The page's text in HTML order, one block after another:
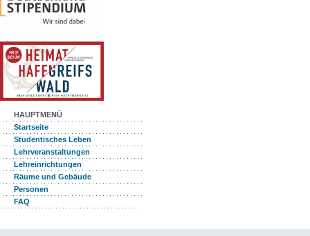
HAUPTMENÜ
Startseite
Studentisches Leben
Lehrveranstaltungen
Lehreinrichtungen
Räume und Gebäude
Personen
FAQ